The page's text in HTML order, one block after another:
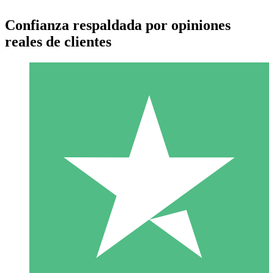
Paquetes de Créditos Individuales
Paga según el uso con créditos de descarga. Sin compromiso
10 00
Confianza respaldada por opiniones
reales de clientes